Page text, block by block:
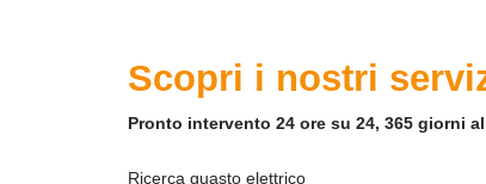
Scopri i nostri
Pronto intervento 24 ore su 24, 365 giorni
Ricerca guasto elettrico